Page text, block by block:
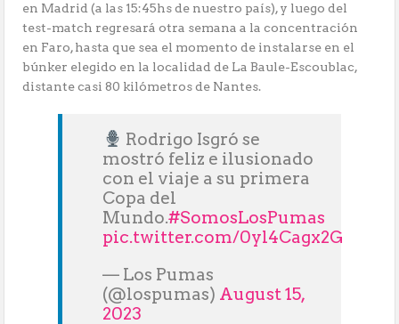
en Madrid (a las 15:45hs de nuestro país), y luego del
test-match regresará otra semana a la concentración
en Faro, hasta que sea el momento de instalarse en el
búnker elegido en la localidad de La Baule-Escoublac,
distante casi 80 kilómetros de Nantes.
Rodrigo Isgró se
mostró feliz e ilusionado
con el viaje a su primera
Copa del
Mundo.#SomosLosPumas
pic.twitter.com/0yl4Cagx2G
— Los Pumas
(@lospumas) August 15,
2023